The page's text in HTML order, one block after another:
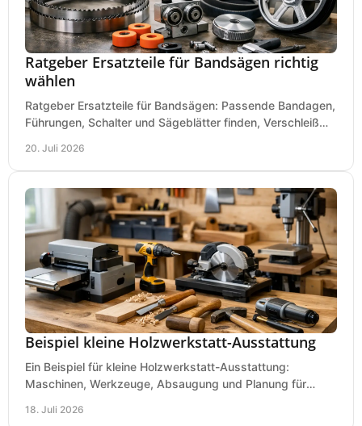
Ratgeber Ersatzteile für Bandsägen richtig
wählen
Ratgeber Ersatzteile für Bandsägen: Passende Bandagen,
Führungen, Schalter und Sägeblätter finden, Verschleiß
20. Juli 2026
Beispiel kleine Holzwerkstatt-Ausstattung
Ein Beispiel für kleine Holzwerkstatt-Ausstattung:
Maschinen, Werkzeuge, Absaugung und Planung für
18. Juli 2026